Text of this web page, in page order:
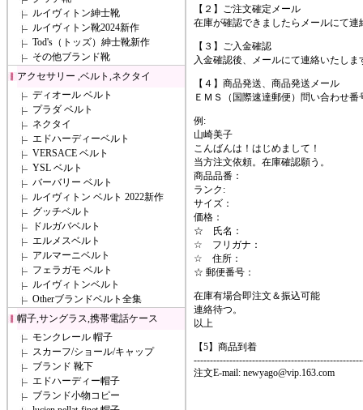
ルイヴィトン紳士靴
ルイヴィトン靴2024新作
Tod's（トッズ）紳士靴新作
その他ブランド靴
アクセサリー ,ベルト,ネクタイ
ディオール ベルト
プラダ ベルト
ネクタイ
エドハーディーベルト
VERSACE ベルト
YSL ベルト
バーバリー ベルト
ルイヴィトン ベルト 2022新作
グッチベルト
ドルガバベルト
エルメスベルト
アルマーニベルト
フェラガモ ベルト
ルイヴィトンベルト
Otherブランドベルト全集
帽子,サングラス,携帯電話ケース
モンクレール 帽子
スカーフ/ショール/キャップ
ブランド 靴下
エドハーディー帽子
ブランド小物コピー
【２】ご注文確定メール
在庫が確認できましたらメールにて連
【３】ご入金確認
入金確認後、メールにて連絡いたしま
【４】商品発送、商品発送メール
ＥＭＳ（国際速達郵便）問い合わせ
例:
山崎美子
こんばんは！はじめまして！
当方注文依頼。在庫確認願う。
商品品番：
ランク:
サイズ：
価格：
☆ 氏名：
☆ フリガナ：
☆ 住所：
☆ 郵便番号：
在庫有場合即注文＆振込可能
連絡待つ。
以上
【5】商品到着
注文E-mail: newyago@vip.163.com